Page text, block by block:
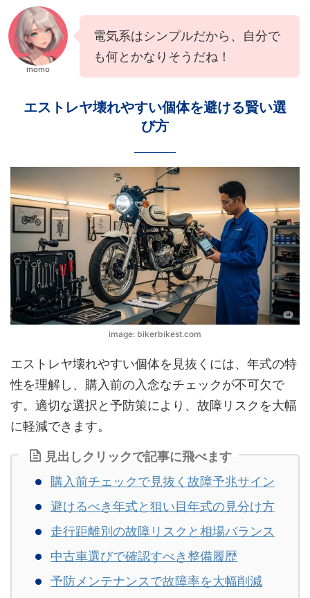
momo
電気系はシンプルだから、自分で
も何とかなりそうだね！
エストレヤ壊れやすい個体を避ける賢い選
び方
image: bikerbikest.com
エストレヤ壊れやすい個体を見抜くには、年式の特
性を理解し、購入前の入念なチェックが不可欠で
す。適切な選択と予防策により、故障リスクを大幅
に軽減できます。
見出しクリックで記事に飛べます
購入前チェックで見抜く故障予兆サイン
避けるべき年式と狙い目年式の見分け方
走行距離別の故障リスクと相場バランス
中古車選びで確認すべき整備履歴
予防メンテナンスで故障率を大幅削減